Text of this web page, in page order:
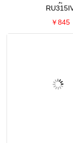
色
￥845